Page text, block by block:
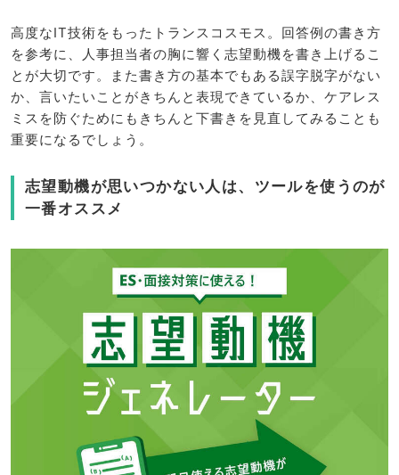
高度なIT技術をもったトランスコスモス。回答例の書き方
を参考に、人事担当者の胸に響く志望動機を書き上げるこ
とが大切です。また書き方の基本でもある誤字脱字がない
か、言いたいことがきちんと表現できているか、ケアレス
ミスを防ぐためにもきちんと下書きを見直してみることも
重要になるでしょう。
志望動機が思いつかない人は、ツールを使うのが
一番オススメ